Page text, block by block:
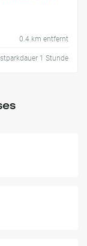
0.4 km entfernt
1 Stunde